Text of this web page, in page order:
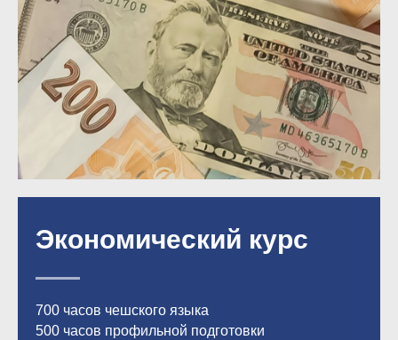
Экономический курс
700 часов чешского языка
500 часов профильной подготовки